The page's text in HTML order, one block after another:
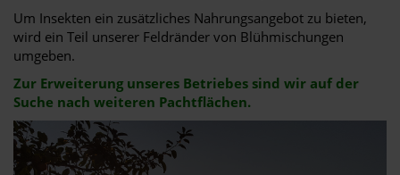
Um Insekten ein zusätzliches Nahrungsangebot zu bieten,
wird ein Teil unserer Feldränder von Blühmischungen
umgeben.
Zur Erweiterung unseres Betriebes sind wir auf der
Suche nach weiteren Pachtflächen.